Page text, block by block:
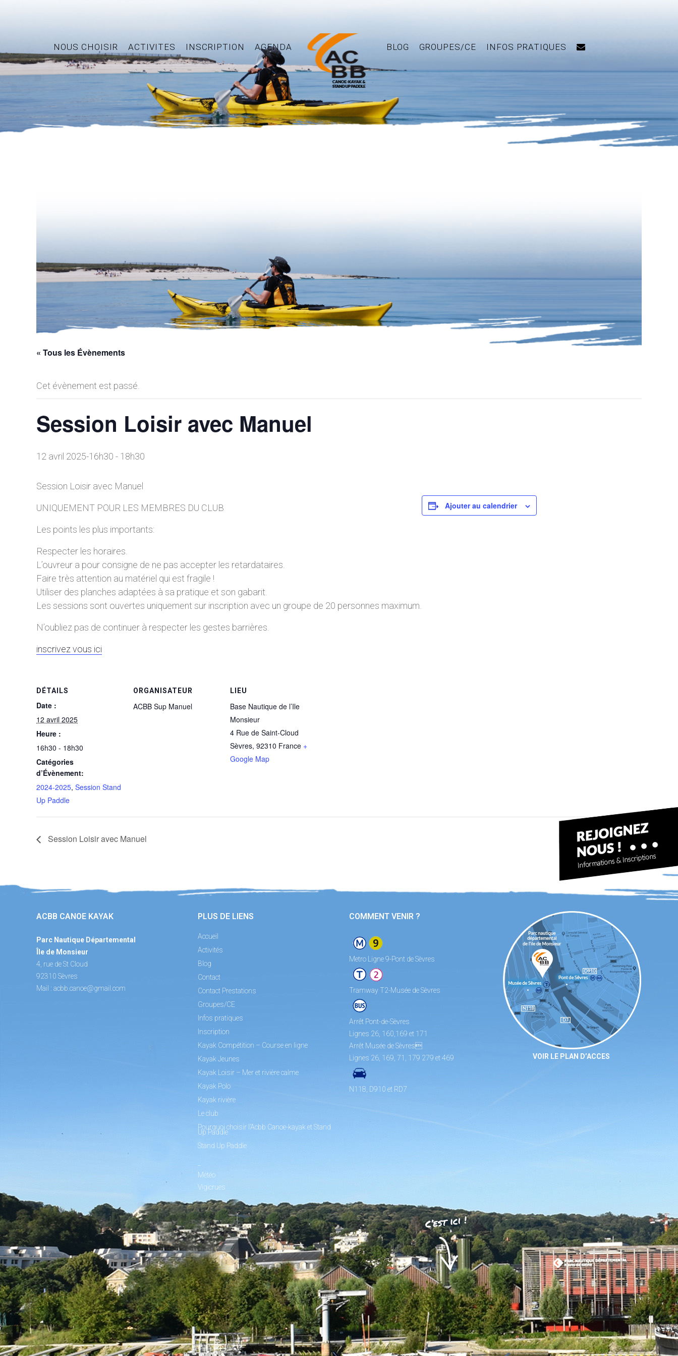
NOUS CHOISIR ACTIVITES INSCRIPTION AGENDA BLOG GROUPES/CE INFOS PRATIQUES
« Tous les Évènements
Cet évènement est passé.
Session Loisir avec Manuel
12 avril 2025-16h30 - 18h30
Session Loisir avec Manuel
UNIQUEMENT POUR LES MEMBRES DU CLUB
Les points les plus importants:
Respecter les horaires.
L’ouvreur a pour consigne de ne pas accepter les retardataires.
Faire très attention au matériel qui est fragile !
Utiliser des planches adaptées à sa pratique et son gabarit.
Les sessions sont ouvertes uniquement sur inscription avec un groupe de 20 personnes maximum.
N’oubliez pas de continuer à respecter les gestes barrières.
inscrivez vous ici
Ajouter au calendrier
DÉTAILS
Date :
12 avril 2025
Heure :
16h30 - 18h30
Catégories
d’Évènement:
2024-2025, Session Stand
Up Paddle
ORGANISATEUR
ACBB Sup Manuel
LIEU
Base Nautique de l’Ile
Monsieur
4 Rue de Saint-Cloud
Sèvres, 92310 France +
Google Map
Session Loisir avec Manuel Kayak libre
ACBB CANOE KAYAK
Parc Nautique Départemental
Île de Monsieur
4, rue de St Cloud
92310 Sèvres
Mail : acbb.canoe@gmail.com
PLUS DE LIENS
Accueil
Activités
Blog
Contact
Contact Prestations
Groupes/CE
Infos pratiques
Inscription
Kayak Compétition – Course en ligne
Kayak Jeunes
Kayak Loisir – Mer et rivière calme
Kayak Polo
Kayak rivière
Le club
Pourquoi choisir l’Acbb Canoe-kayak et Stand
Up Paddle
Stand Up Paddle
Météo
Vigicrues
COMMENT VENIR ?
Metro Ligne 9-Pont de Sèvres
Tramway T2-Musée de Sèvres
Arrêt Pont-de-Sèvres
Lignes 26, 160,169 et 171
Arrêt Musée de Sèvres
Lignes 26, 169, 71, 179 279 et 469
N118, D910 et RD7
VOIR LE PLAN D’ACCES